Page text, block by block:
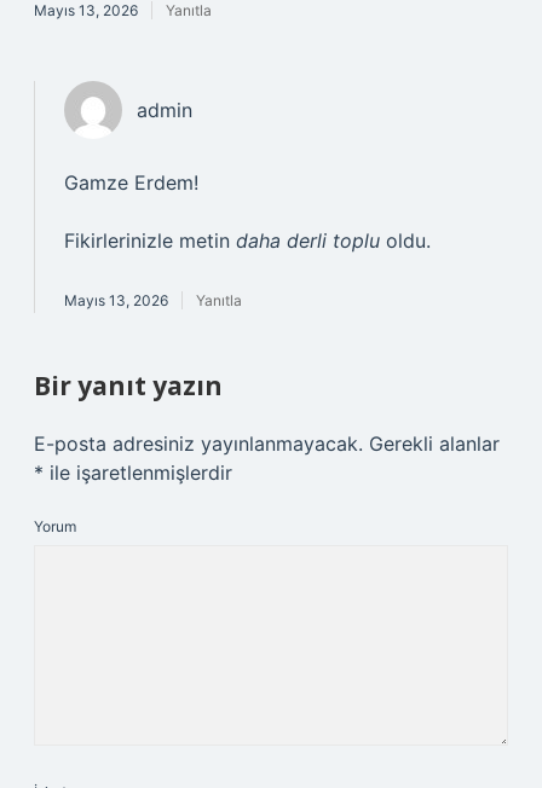
Mayıs 13, 2026 Yanıtla
admin
Gamze Erdem!
Fikirlerinizle metin daha derli toplu oldu.
Mayıs 13, 2026 Yanıtla
Bir yanıt yazın
E-posta adresiniz yayınlanmayacak. Gerekli alanlar
* ile işaretlenmişlerdir
Yorum